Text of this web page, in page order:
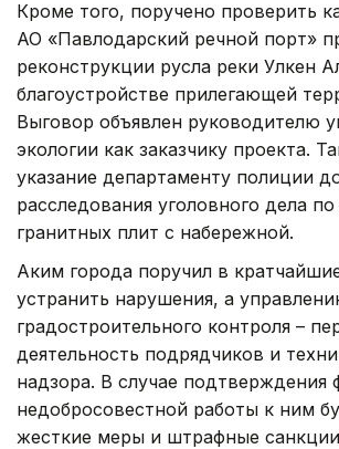
Кроме того, поручено проверить
АО «Павлодарский речной порт»
реконструкции русла реки Улкен
благоустройстве прилегающей
Выговор объявлен руководителю
экологии как заказчику проекта.
указание департаменту полиции
расследования уголовного дела
гранитных плит с набережной.
Аким города поручил в
устранить нарушения, а
градостроительного контроля –
деятельность подрядчиков и
надзора. В случае подтверждения
недобросовестной работы к ним
жесткие меры и штрафные